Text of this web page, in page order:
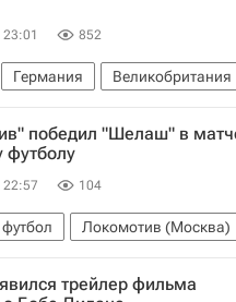
852
Германия
Великобритания
Туризм
туристы Туризм
победил "Шелаш" в
футболу
22:57 104
Локомотив (Москва)
трейлер фильма